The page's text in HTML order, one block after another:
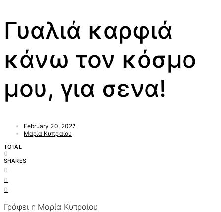
Γυαλιά καρφιά
κάνω τον κόσμο
μου, για σενα!
February 20, 2022
Μαρία Κυπραίου
TOTAL
0
SHARES
0
0
0
Γράφει η Μαρία Κυπραίου